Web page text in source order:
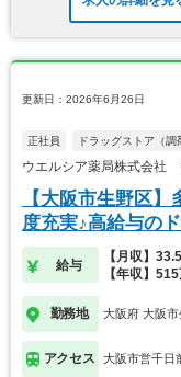
更新日：2026年6月26日
正社員 ドラッグストア（調
ウエルシア薬局株式会社
【大阪市生野区
度充実♪高給与の
給与
【月収】
【年収】
勤務地 大阪府 大阪市
アクセス 大阪市営千日